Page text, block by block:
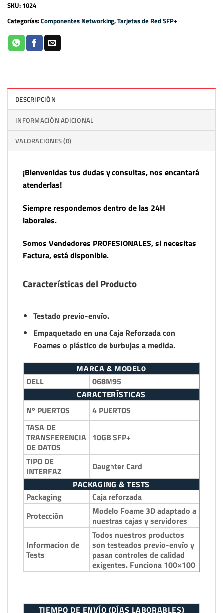
SKU: 1024
Categorías:Componentes Networking,Tarjetas de Red SFP+
DESCRIPCIÓN
INFORMACIÓN ADICIONAL
VALORACIONES (0)
¡Bienvenidas tus dudas y consultas, nos encantará
atenderlas!
Siempre respondemos dentro de las 24H
laborales.
Somos Vendedores PROFESIONALES, si necesitas
Factura, está disponible.
Características del Producto
Testado previo-envío.
Empaquetado en una Caja Reforzada con
Foames o plástico de burbujas a medida.
MARCA & MODEL0
DELL
068M95
CARACTERÍSTICAS
Nº PUERTOS
4 PUERTOS
TASA DE
TRANSFERENCIA
DE DATOS
10GB SFP+
TIPO DE
INTERFAZ
Daughter Card
PACKAGING & TESTS
Packaging
Caja reforzada
Protección
Modelo Foame 3D adaptado a
nuestras cajas y servidores
Informacion de
Tests
Todos nuestros productos
son testeados previo-envío y
pasan controles de calidad
exigentes. Funciona 100×100
TIEMPO DE ENVÍO (DÍAS LABORABLES)